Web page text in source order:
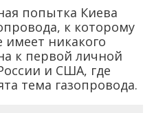
попытка Киева
к которому
никакого
к первой личной
и США, где
тема газопровода.